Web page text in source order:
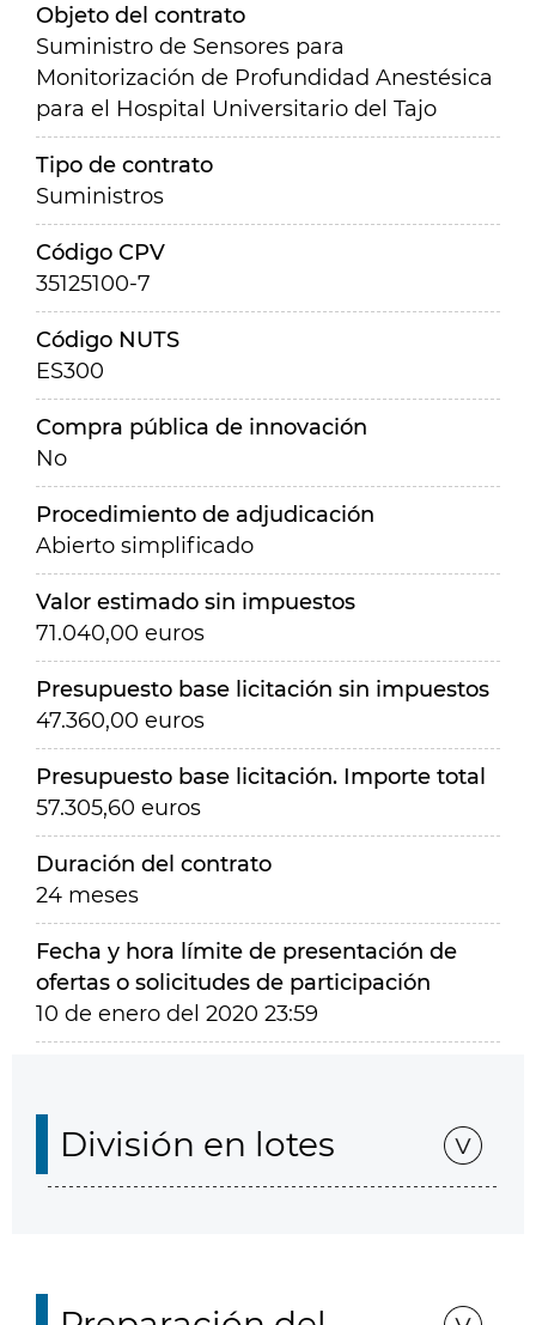
Objeto del contrato
Suministro de Sensores para
Monitorización de Profundidad Anestésica
para el Hospital Universitario del Tajo
Tipo de contrato
Suministros
Código CPV
35125100-7
Código NUTS
ES300
Compra pública de innovación
No
Procedimiento de adjudicación
Abierto simplificado
Valor estimado sin impuestos
71.040,00 euros
Presupuesto base licitación sin impuestos
47.360,00 euros
Presupuesto base licitación. Importe total
57.305,60 euros
Duración del contrato
24 meses
Fecha y hora límite de presentación de
ofertas o solicitudes de participación
10 de enero del 2020 23:59
División en lotes